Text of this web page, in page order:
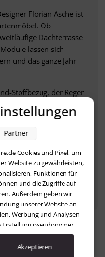
Florian Asche ist
Ob
Dachterrasse
lassen sich
und das ganze Jahr
Stoffbezug, der Regen
Edelstahl-Gestell
in Deutschland.
Lounge Set zum
Cookies und Pixel, um
Website zu gewährleisten,
Funktionen für
und die Zugriffe auf
Außerdem geben wir
unserer Website an
Werbung und Analysen
Erstellung pseudonymer
(LinkedIn Ireland Unlimited
Products Pinterest)
Partner
Akzeptieren